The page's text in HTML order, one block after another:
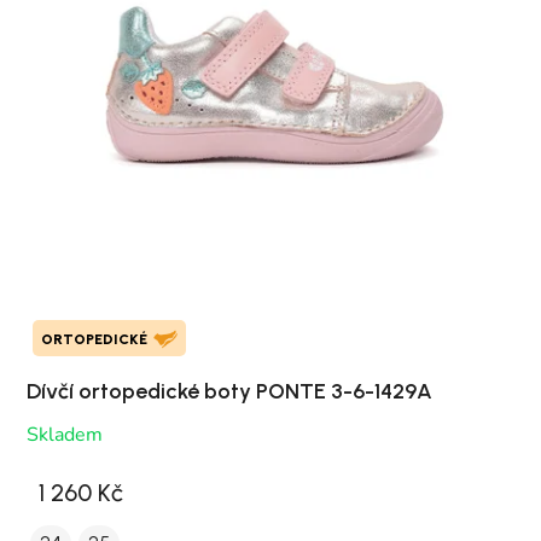
ORTOPEDICKÉ
Dívčí ortopedické boty PONTE 3-6-1429A
Skladem
1 260 Kč